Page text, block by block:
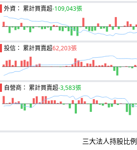
外資： 累計買賣超-109,043張
投信： 累計買賣超62,203張
自營商： 累計買賣超-3,583張
三大法人持股比例